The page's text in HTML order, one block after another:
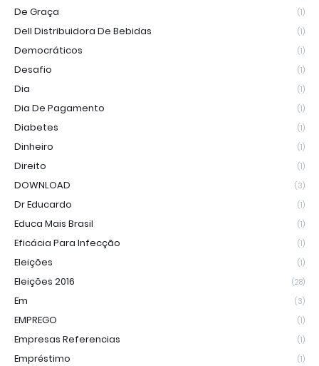
De Graça (1)
Dell Distribuidora De Bebidas (1)
Democráticos (1)
Desafio (1)
Dia (1)
Dia De Pagamento (1)
Diabetes (1)
Dinheiro (1)
Direito (1)
DOWNLOAD (3)
Dr Educardo (1)
Educa Mais Brasil (1)
Eficácia Para Infecção (1)
Eleições (1)
Eleições 2016 (28)
Em (3)
EMPREGO (1)
Empresas Referencias (1)
Empréstimo (1)